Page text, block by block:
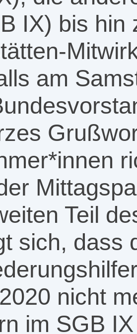
IX) bis hin
am
Teil
sich, dass
nicht
im SGB